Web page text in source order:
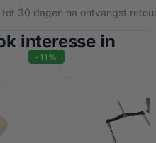
30 dagen na ontvangst
interesse in
-11%